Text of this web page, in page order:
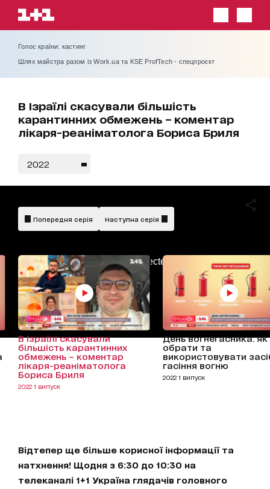
Голос країни: кастинг
Шлях майстра разом із Work.ua та KSE ProfTech - спецпроєкт
В Ізраїлі скасували більшість
карантинних обмежень – коментар
лікаря-реаніматолога Бориса Бриля
2022
AdBlockDetected!
Попередня серія Наступна серія
В Ізраїлі скасували
більшість карантинних
обмежень – коментар
лікаря-реаніматолога
Бориса Бриля
2022 1 випуск
День вогнегасника: як
обрати та
використовувати
гасіння вогню
2022 1 випуск
Відтепер ще більше корисної інформації та
натхнення! Щодня з 6:30 до 10:30 на
телеканалі 1+1 Україна глядачів головного